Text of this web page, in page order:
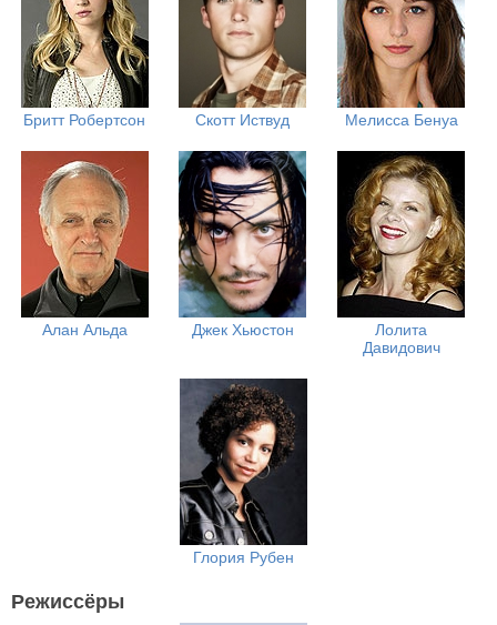
Бритт Робертсон Скотт Иствуд Мелисса Бенуа
Алан Альда Джек Хьюстон
Лолита
Давидович
Глория Рубен
Режиссёры